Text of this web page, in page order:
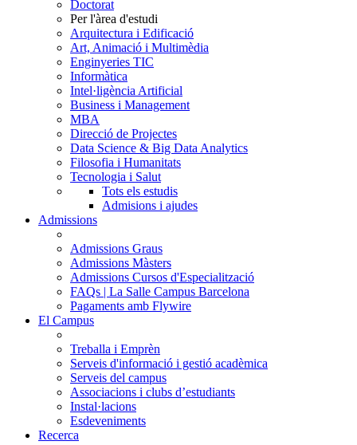
Doctorat
Per l'àrea d'estudi
Arquitectura i Edificació
Art, Animació i Multimèdia
Enginyeries TIC
Informàtica
Intel·ligència Artificial
Business i Management
MBA
Direcció de Projectes
Data Science & Big Data Analytics
Filosofia i Humanitats
Tecnologia i Salut
Tots els estudis
Admisions i ajudes
Admissions
Admissions Graus
Admissions Màsters
Admissions Cursos d'Especialització
FAQs | La Salle Campus Barcelona
Pagaments amb Flywire
El Campus
Treballa i Emprèn
Serveis d'informació i gestió acadèmica
Serveis del campus
Associacions i clubs d’estudiants
Instal·lacions
Esdeveniments
Recerca